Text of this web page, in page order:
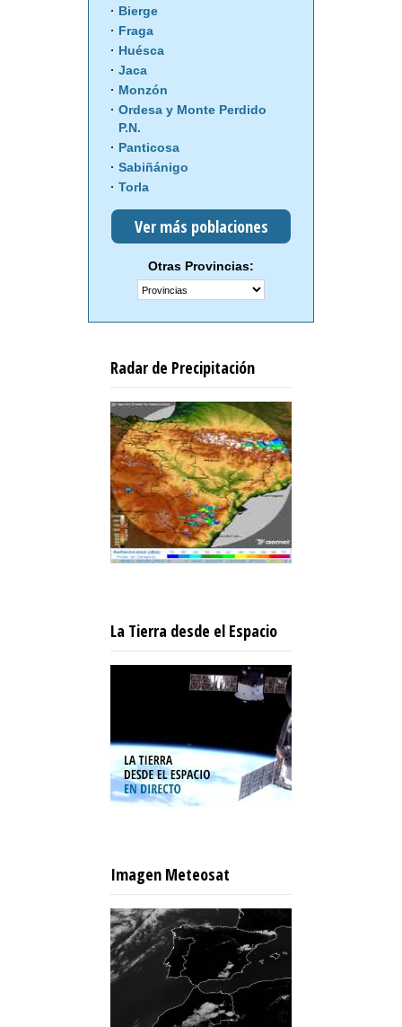
Bierge
Fraga
Huésca
Jaca
Monzón
Ordesa y Monte Perdido
P.N.
Panticosa
Sabiñánigo
Torla
Ver más poblaciones
Otras Provincias:
Radar de Precipitación
La Tierra desde el Espacio
Imagen Meteosat